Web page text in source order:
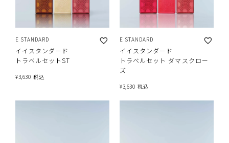
E STANDARD
イイスタンダード
トラベルセットST
¥3,630 税込
E STANDARD
イイスタンダード
トラベルセット ダマスクロー
ズ
¥3,630 税込